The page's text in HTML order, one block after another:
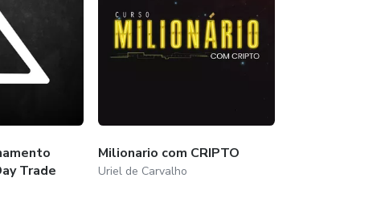
Trade
Milionario com CRIPTO
Uriel de Carvalho